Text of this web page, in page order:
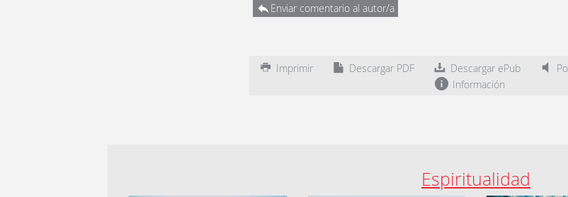
Enviar comentario al autor/a
Imprimir Descargar PDF Descargar ePub
Información
Espiritualidad